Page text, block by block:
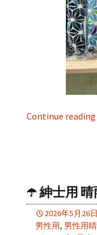
Continue reading
☂️ 紳士用 晴
2026年5月26日
男性用, 男性用